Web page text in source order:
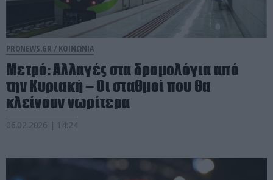
PRONEWS.GR / ΚΟΙΝΩΝΙΑ
Μετρό: Αλλαγές στα δρομολόγια από
την Κυριακή – Οι σταθμοί που θα
κλείνουν νωρίτερα
06.02.2026 | 14:24